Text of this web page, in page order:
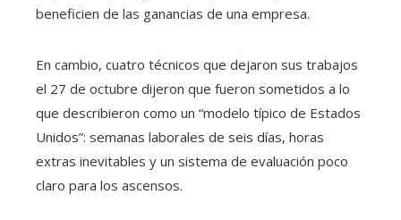
beneficien de las ganancias de una empresa.
En cambio, cuatro técnicos que dejaron sus trabajos
el 27 de octubre dijeron que fueron sometidos a lo
que describieron como un “modelo típico de Estados
Unidos”: semanas laborales de seis días, horas
extras inevitables y un sistema de evaluación poco
claro para los ascensos.